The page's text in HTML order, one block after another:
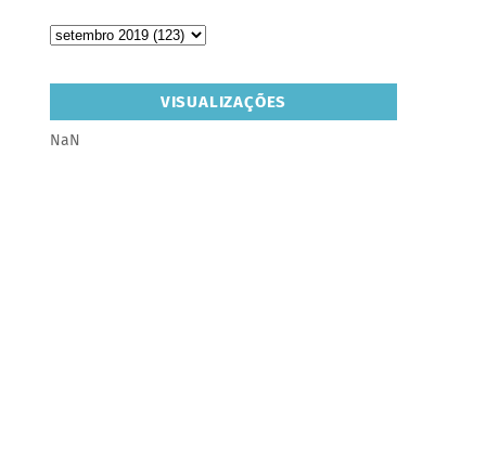
VISUALIZAÇÕES
NaN